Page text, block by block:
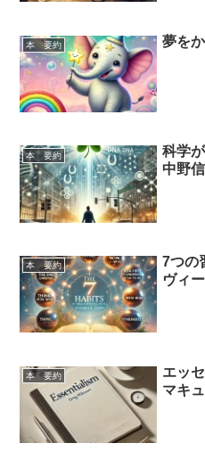
本 要約 夢を
本 要約
科学
中野
本 要約
7つの
ヴィー
本 要約
エッ
マキ